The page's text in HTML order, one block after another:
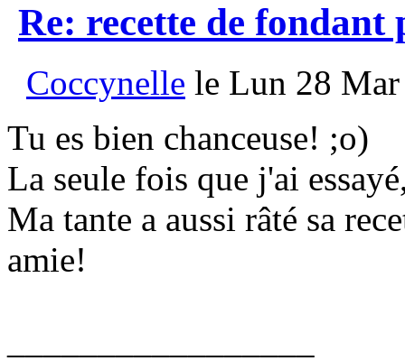
Re: recette de fondant
Coccynelle le Lun 28
Tu es bien chanceuse! ;o)
La seule fois que j'ai
Ma tante a aussi râté sa
amie!